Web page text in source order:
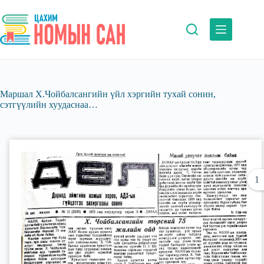
to
content
Маршал Х.Чойбалсангийн үйл хэргийн тухай сонин,
сэтгүүлийн хуудаснаа…
1